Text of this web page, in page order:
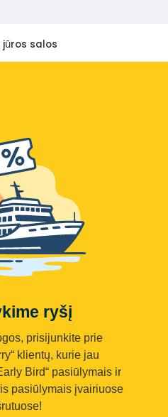
jūros salos
ryšį
prisijunkite prie
klientų, kurie jau
Bird“ pasiūlymais ir
pasiūlymais įvairiuose